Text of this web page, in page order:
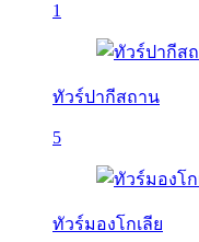
1
ทัวร์ปากีสถาน
5
ทัวร์มองโกเลีย